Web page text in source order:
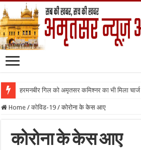
हरमनबीर गिल को अमृतसर कमिश्नर का भी मिला चार्ज
Home / कोविड-19 / कोरोना के केस आए
कोरोना के केस आए